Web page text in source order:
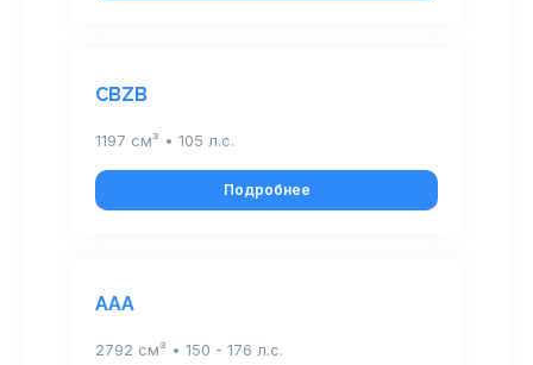
CBZB
1197 см³ • 105 л.с.
Подробнее
AAA
2792 см³ • 150 - 176 л.с.